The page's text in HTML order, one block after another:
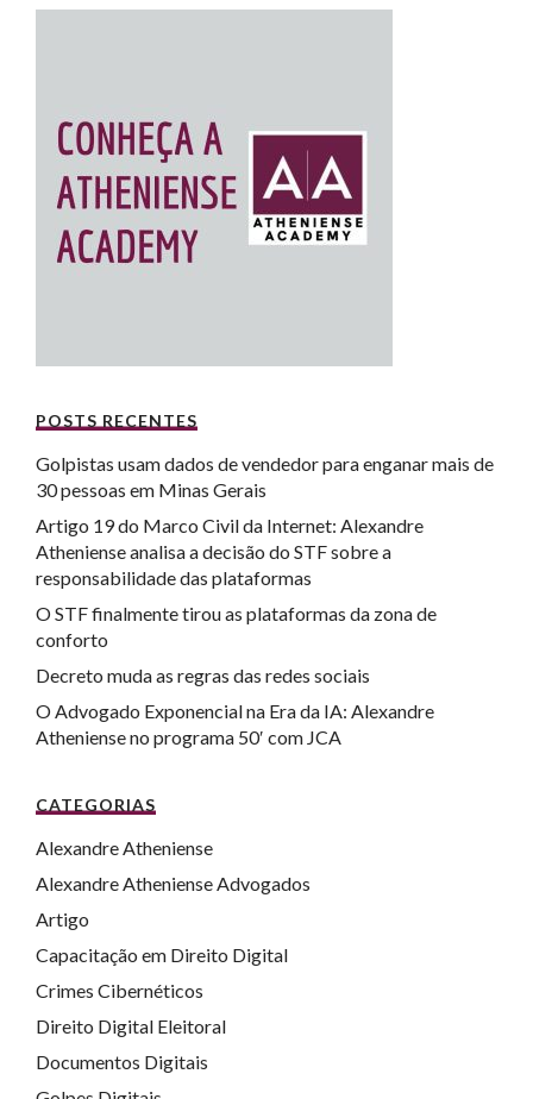
POSTS RECENTES
Golpistas usam dados de vendedor para enganar mais de
30 pessoas em Minas Gerais
Artigo 19 do Marco Civil da Internet: Alexandre
Atheniense analisa a decisão do STF sobre a
responsabilidade das plataformas
O STF finalmente tirou as plataformas da zona de
conforto
Decreto muda as regras das redes sociais
O Advogado Exponencial na Era da IA: Alexandre
Atheniense no programa 50′ com JCA
CATEGORIAS
Alexandre Atheniense
Alexandre Atheniense Advogados
Artigo
Capacitação em Direito Digital
Crimes Cibernéticos
Direito Digital Eleitoral
Documentos Digitais